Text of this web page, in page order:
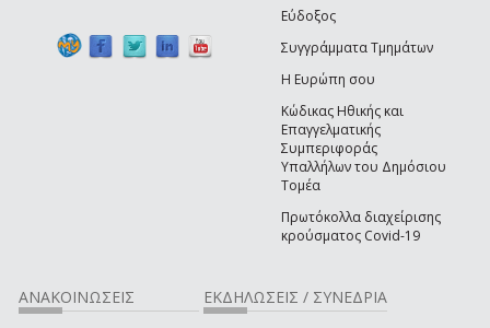
Εύδοξος
Συγγράμματα Τμημάτων
Η Ευρώπη σου
Κώδικας Ηθικής και
Επαγγελματικής
Συμπεριφοράς
Υπαλλήλων του Δημόσιου
Τομέα
Πρωτόκολλα διαχείρισης
κρούσματος Covid-19
ΑΝΑΚΟΙΝΩΣΕΙΣ ΕΚΔΗΛΩΣΕΙΣ / ΣΥΝΕΔΡΙΑ